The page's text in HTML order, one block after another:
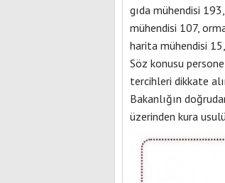
gıda mühendisi
mühendisi 107,
harita mühendisi
Söz konusu
tercihleri dikkate
Bakanlığın
üzerinden kura